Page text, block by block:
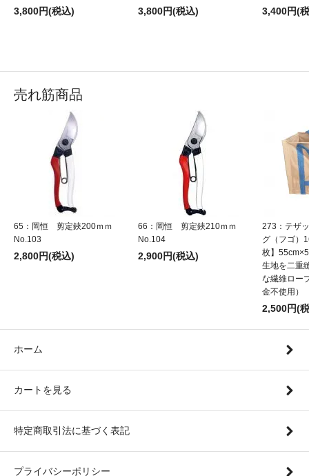
3,800円(税込) 3,800円(税込) 3,400円(
売れ筋商品
65：岡恒 剪定鋏200ｍｍ
No.103
2,800円(税込)
66：岡恒 剪定鋏210ｍｍ
No.104
2,900円(税込)
273：テザ
グ（フゴ）
枚】
生地を二重
な繊維ロー
金不使用）
2,500円(
ホーム
カートを見る
特定商取引法に基づく表記
プライバシーポリシー